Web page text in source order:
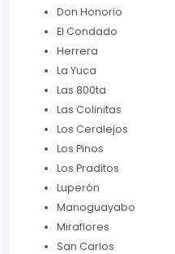
Don Honorio
El Condado
Herrera
La Yuca
Las 800ta
Las Colinitas
Los Ceralejos
Los Pinos
Los Praditos
Luperón
Manoguayabo
Miraflores
San Carlos